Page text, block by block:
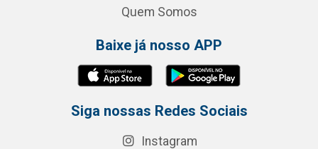
Quem Somos
Baixe já nosso APP
Siga nossas Redes Sociais
Instagram